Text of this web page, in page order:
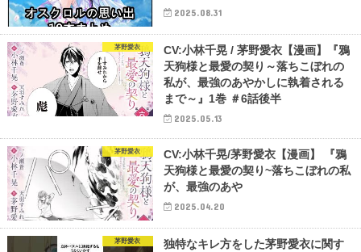
2025.08.31
茅野愛衣
CV:小林千晃 / 茅野愛衣【漫画】『鴉
天狗様と最愛の契り～落ちこぼれの
私が、最強のあやかしに執着される
まで～』1巻 ＃6話後半
2025.05.13
茅野愛衣
CV:小林千晃/茅野愛衣【漫画】 『鴉
天狗様と最愛の契り~落ちこぼれの私
が、最強のあや
2025.04.20
茅野愛衣
独特なキレ方をした茅野愛衣に関す